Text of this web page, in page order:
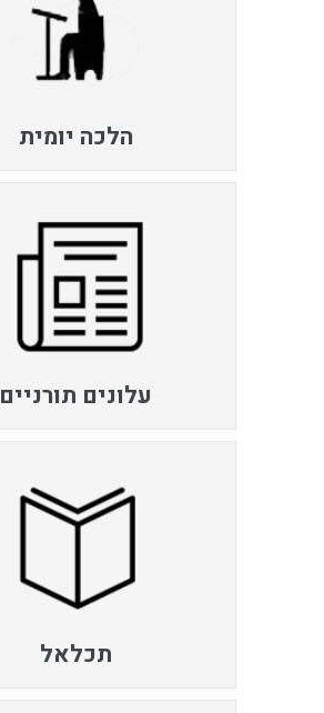
הלכה יומית
עלונים תורניים
תכלאל